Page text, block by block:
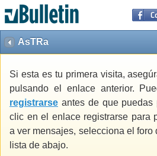
AsTRa
Si esta es tu primera visita,
pulsando el enlace anterior.
registrarse antes de que puedas
clic en el enlace registrarse para
a ver mensajes, selecciona el foro
lista de abajo.